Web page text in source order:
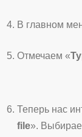
В главном
Отмечаем «
Теперь нас
file».